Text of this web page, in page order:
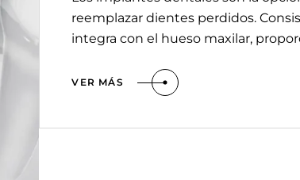
reemplazar dientes perdidos.
integra con el hueso maxilar,
VER MÁS